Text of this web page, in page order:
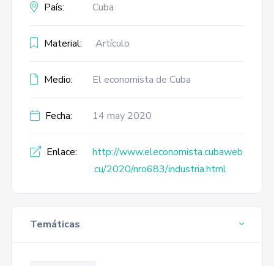
País: Cuba
Material: Artículo
Medio: El economista de Cuba
Fecha: 14 may 2020
Enlace:
http://www.eleconomista.cubaweb
.cu/2020/nro683/industria.html
Temáticas